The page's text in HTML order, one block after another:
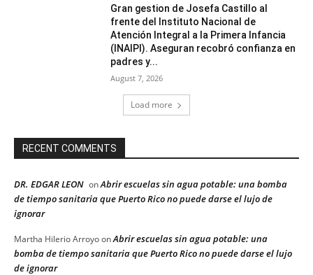
Gran gestion de Josefa Castillo al
frente del Instituto Nacional de
Atención Integral a la Primera Infancia
(INAIPI). Aseguran recobró confianza en
padres y...
August 7, 2026
Load more
RECENT COMMENTS
DR. EDGAR LEON onAbrir escuelas sin agua potable: una bomba
de tiempo sanitaria que Puerto Rico no puede darse el lujo de
ignorar
Martha Hilerio ArroyoonAbrir escuelas sin agua potable: una
bomba de tiempo sanitaria que Puerto Rico no puede darse el lujo
de ignorar